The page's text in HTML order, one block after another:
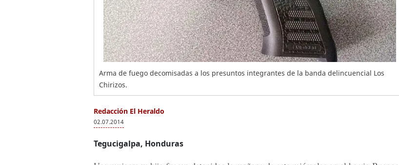
Arma de fuego decomisadas a los presuntos integrantes de la banda delincuencial Los
Chirizos.
Redacción El Heraldo
02.07.2014
Tegucigalpa, Honduras